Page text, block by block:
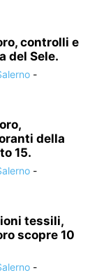
controlli e
del Sele.
-
della
15.
-
tessili,
scopre 10
-